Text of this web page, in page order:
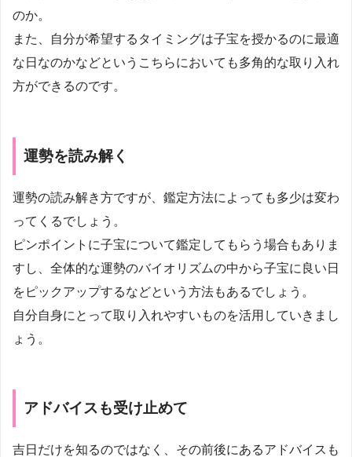
のか。
また、自分が希望するタイミングは子宝を授かるのに最適
な日なのかなどというこちらにおいても多角的な取り入れ
方ができるのです。
運勢を読み解く
運勢の読み解き方ですが、鑑定方法によっても多少は変わ
ってくるでしょう。
ピンポイントに子宝について鑑定してもらう場合もありま
すし、全体的な運勢のバイオリズムの中から子宝に良い日
をピックアップするなどという方法もあるでしょう。
自分自身にとって取り入れやすいものを活用していきまし
ょう。
アドバイスも受け止めて
吉日だけを知るのではなく、その前後にあるアドバイスも